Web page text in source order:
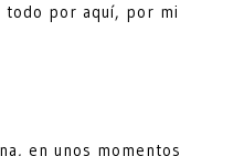
todo por aquí, por mi
en unos momentos